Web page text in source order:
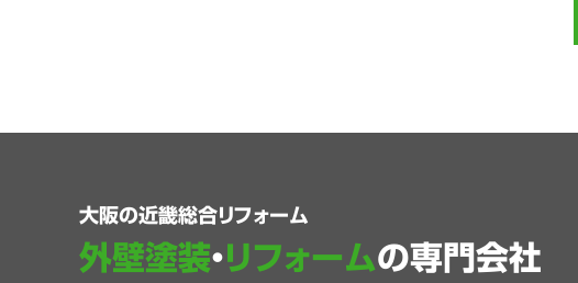
大阪の近畿総合リフォーム
外壁塗装・リフォームの専門会社